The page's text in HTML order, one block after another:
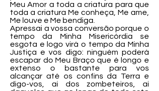
Meu Amor a toda a criatura para que
toda a criatura Me conheça, Me ame,
Me louve e Me bendiga.
Apressai a vossa conversão porque o
tempo da Minha Misericórdia se
esgota e logo virá o tempo da Minha
Justiça e vos digo: ninguém poderá
escapar do Meu Braço que é longo e
extenso o bastante para vos
alcançar até os confins da Terra e
digo-vos, ai dos zombeteiros, ai